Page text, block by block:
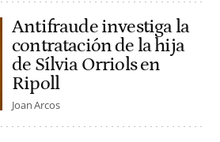
Antifraude investiga la
contratación de la hija
de Sílvia Orriols en
Ripoll
Joan Arcos